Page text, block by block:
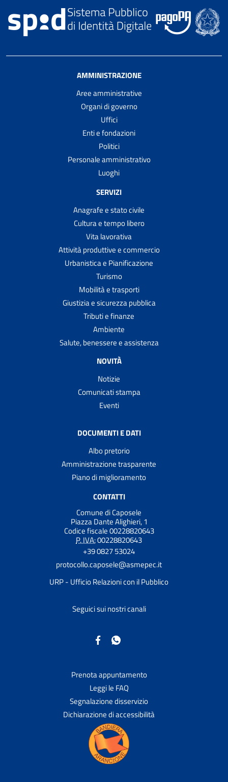
AMMINISTRAZIONE
Aree amministrative
Organi di governo
Uffici
Enti e fondazioni
Politici
Personale amministrativo
Luoghi
SERVIZI
Anagrafe e stato civile
Cultura e tempo libero
Vita lavorativa
Attività produttive e commercio
Urbanistica e Pianificazione
Turismo
Mobilità e trasporti
Giustizia e sicurezza pubblica
Tributi e finanze
Ambiente
Salute, benessere e assistenza
NOVITÀ
Notizie
Comunicati stampa
Eventi
DOCUMENTI E DATI
Albo pretorio
Amministrazione trasparente
Piano di miglioramento
CONTATTI
Comune di Caposele
Piazza Dante Alighieri, 1
Codice fiscale 00228820643
P. IVA:00228820643
+39 0827 53024
protocollo.caposele@asmepec.it
URP - Ufficio Relazioni con il Pubblico
Seguici sui nostri canali
Prenota appuntamento
Leggi le FAQ
Segnalazione disservizio
Dichiarazione di accessibilità